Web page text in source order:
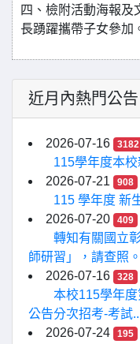
四、檢附活動海報及
長踴躍攜帶子女參加
近月內熱門公告
2026-07-16 3182
115學年度本
2026-07-21
908
115 學年度 新
2026-07-20
409
轉知有關國立
師研習」，請查照。
2026-07-16
328
本校115學年
公告分次招考-考試
2026-07-24
195